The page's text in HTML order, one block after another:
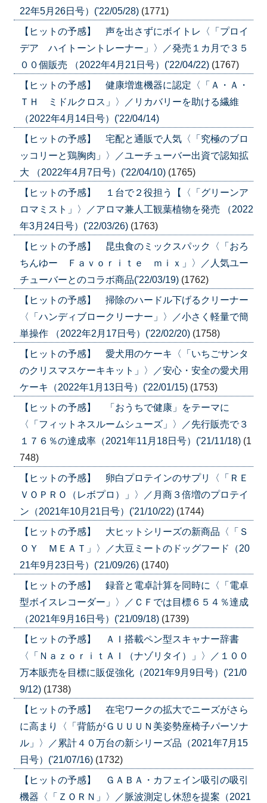
22年5月26日号）('22/05/28) (1771)
【ヒットの予感】 声を出さずにボイトレ〈「プロイ
デア ハイトーントレーナー」〉／発売１カ月で３５
００個販売 （2022年4月21日号）('22/04/22) (1767)
【ヒットの予感】 健康増進機器に認定〈「Ａ・Ａ・
ＴＨ ミドルクロス」〉／リカバリーを助ける繊維
（2022年4月14日号）('22/04/14)
【ヒットの予感】 宅配と通販で人気〈「究極のブロ
ッコリーと鶏胸肉」〉／ユーチューバー出資で認知拡
大 （2022年4月7日号）('22/04/10) (1765)
【ヒットの予感】 １台で２役担う【〈「グリーンア
ロマミスト」〉／アロマ兼人工観葉植物を発売 （2022
年3月24日号）('22/03/26) (1763)
【ヒットの予感】 昆虫食のミックスパック〈「おろ
ちんゆー Ｆａｖｏｒｉｔｅ ｍｉｘ」〉／人気ユー
チューバーとのコラボ商品('22/03/19) (1762)
【ヒットの予感】 掃除のハードル下げるクリーナー
〈「ハンディブロークリーナー」〉／小さく軽量で簡
単操作 （2022年2月17日号）('22/02/20) (1758)
【ヒットの予感】 愛犬用のケーキ〈「いちごサンタ
のクリスマスケーキキット」〉／安心・安全の愛犬用
ケーキ（2022年1月13日号）('22/01/15) (1753)
【ヒットの予感】 「おうちで健康」をテーマに
〈「フィットネスルームシューズ」〉／先行販売で３
１７６％の達成率（2021年11月18日号）('21/11/18) (1
748)
【ヒットの予感】 卵白プロテインのサプリ〈「ＲＥ
ＶＯＰＲＯ（レボプロ）」〉／月商３倍増のプロテイ
ン（2021年10月21日号）('21/10/22) (1744)
【ヒットの予感】 大ヒットシリーズの新商品〈「Ｓ
ＯＹ ＭＥＡＴ」〉／大豆ミートのドッグフード（20
21年9月23日号）('21/09/26) (1740)
【ヒットの予感】 録音と電卓計算を同時に〈「電卓
型ボイスレコーダー」〉／ＣＦでは目標６５４％達成
（2021年9月16日号）('21/09/18) (1739)
【ヒットの予感】 ＡＩ搭載ペン型スキャナー辞書
〈「ＮａｚｏｒｉｔＡＩ（ナゾリタイ）」〉／１００
万本販売を目標に販促強化（2021年9月9日号）('21/0
9/12) (1738)
【ヒットの予感】 在宅ワークの拡大でニーズがさら
に高まり〈「背筋がＧＵＵＵＮ美姿勢座椅子パーソナ
ル」〉／累計４０万台の新シリーズ品（2021年7月15
日号）('21/07/16) (1732)
【ヒットの予感】 ＧＡＢＡ・カフェイン吸引の吸引
機器〈「ＺＯＲＮ」〉／脈波測定し休憩を提案（2021